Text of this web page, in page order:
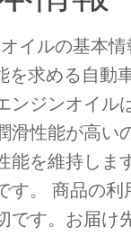
イルの基本
求める自動
ンジンオイル
滑性能が高い
能を維持しま
。 商品の利
です。お届け